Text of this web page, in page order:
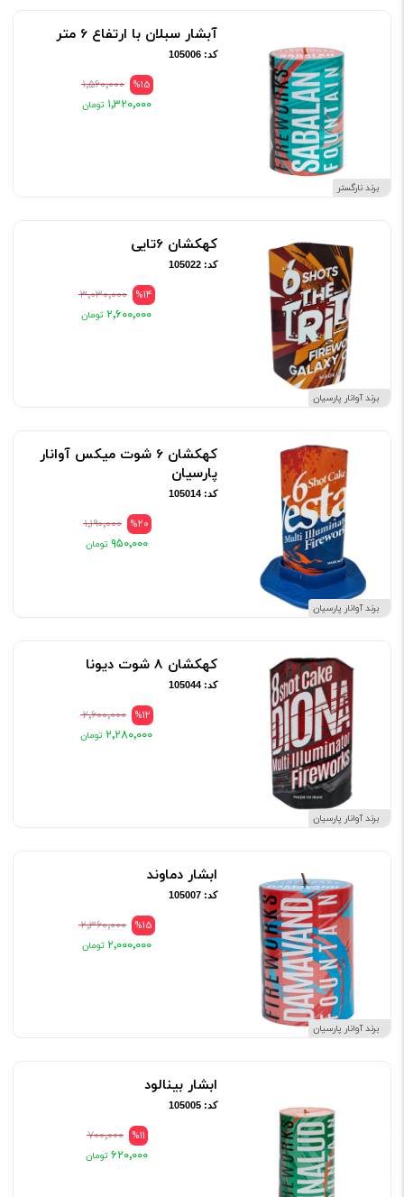
برند نارگستر
آبشار سبلان با ارتفاع 6 متر
کد: 105006
%15 ۱٬۵۶۰٬۰۰۰
۱٬۳۲۰٬۰۰۰
برند آوانار پارسیان
کهکشان 6تایی
کد: 105022
%14 ۳٬۰۳۰٬۰۰۰
۲٬۶۰۰٬۰۰۰
برند آوانار پارسیان
کهکشان 6 شوت میکس آوانار
پارسیان
کد: 105014
%20 ۱٬۱۹۰٬۰۰۰
۹۵۰٬۰۰۰
برند آوانار پارسیان
کهکشان 8 شوت دیونا
کد: 105044
%12 ۲٬۶۰۰٬۰۰۰
۲٬۲۸۰٬۰۰۰
برند آوانار پارسیان
ابشار دماوند
کد: 105007
%15 ۲٬۳۶۰٬۰۰۰
۲٬۰۰۰٬۰۰۰
ابشار بینالود
کد: 105005
%11 ۷۰۰٬۰۰۰
۶۲۰٬۰۰۰